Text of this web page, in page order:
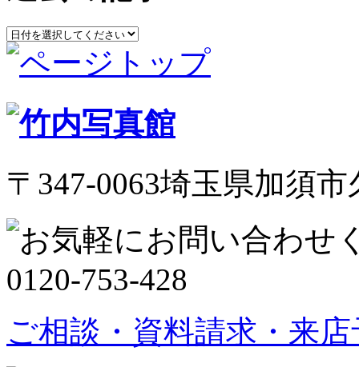
〒347-0063埼玉県加須市
ご相談・資料請求・来